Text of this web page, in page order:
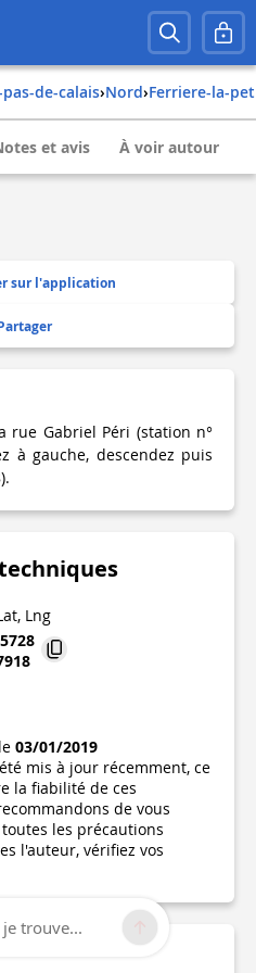
pas-de-calais› nord› ferriere-la-
et avis À voir autour
sur l'application
rue Gabriel Péri (station n°
à gauche, descendez puis
Lng
03/01/2019
mis à jour récemment, ce
la fiabilité de ces
de vous
les précautions
l'auteur, vérifiez vos
trouve...